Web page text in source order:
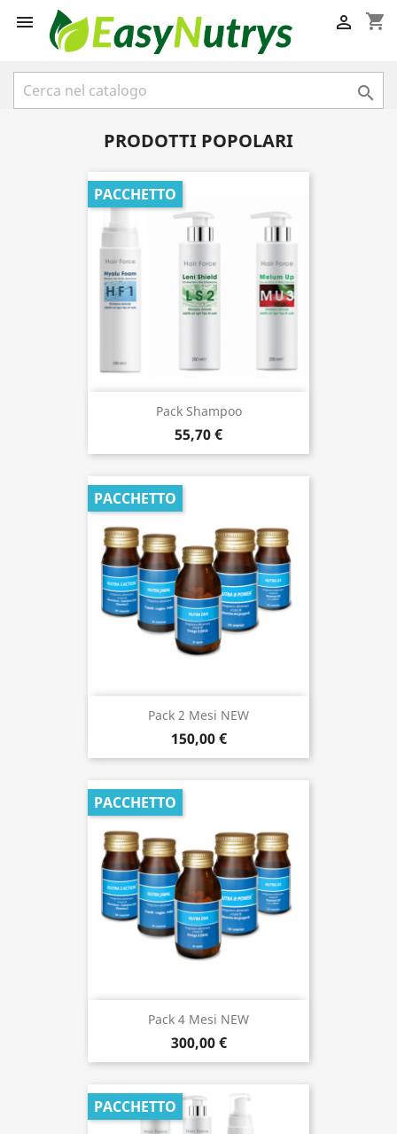
 shopping_cart


PRODOTTI POPOLARI
Pack Shampoo
55,70 €
PACCHETTO
Pack 2 Mesi NEW
150,00 €
PACCHETTO
Pack 4 Mesi NEW
300,00 €
PACCHETTO
PACCHETTO